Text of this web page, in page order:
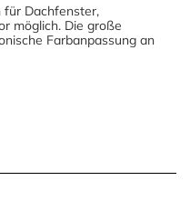
für Dachfenster,
möglich. Die große
Farbanpassung an